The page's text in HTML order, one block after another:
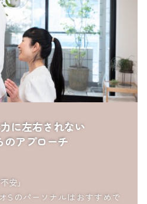
に左右されない
のアプローチ
安」
Sのパーソナルはおすすめで